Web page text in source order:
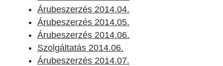
Árubeszerzés 2014.04.
Árubeszerzés 2014.05.
Árubeszerzés 2014.06.
Szolgáltatás 2014.06.
Árubeszerzés 2014.07.